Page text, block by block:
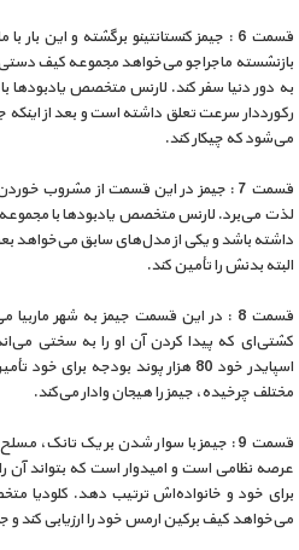
قسمت 6 : جیمز کنستانتینو برگشته و
به دور دنیا سفر کند. لارنس متخصص یادبودها
رکورددار سرعت تعلق داشته است و بعد از
می‌شود که چیکار کند.
داشته باشد و یکی از مدل‌های سابق می‌خواهد
البته بدنش را تأمین کند.
کشتی‌ای که پیدا کردن آن او را به سختی
اسپایدر خود 80 هزار پوند بودجه
مختلف چرخیده، جیمز را هیجان وادار می‌کند.
قسمت 9 : جیمز با سوار شدن بر یک
برای خود و خانواده‌اش ترتیب دهد.
می‌خواهد کیف برکین ارمس خود را ارزیابی کند